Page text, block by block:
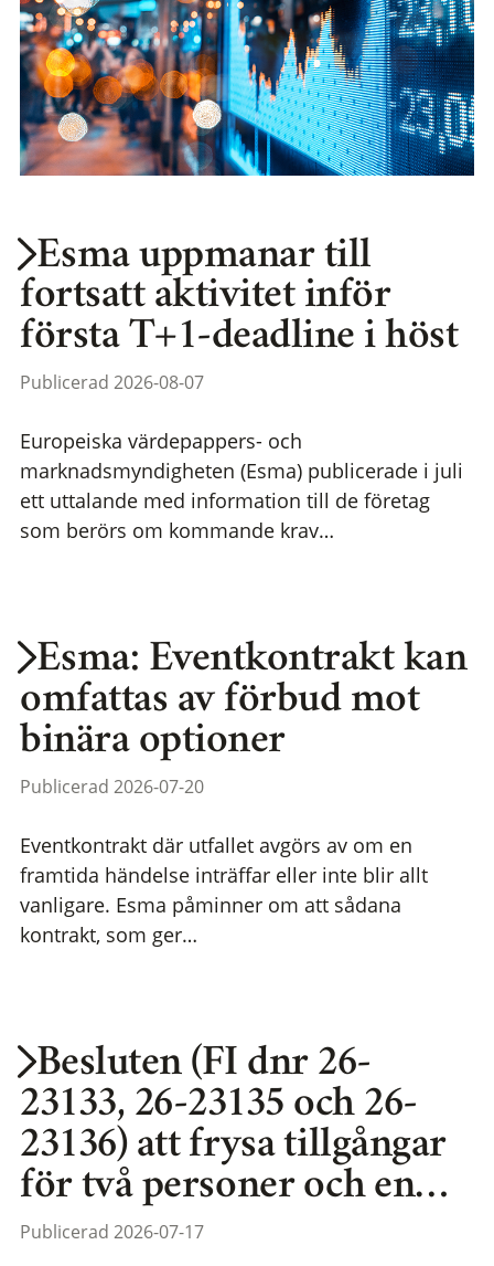
Esma uppmanar till
fortsatt aktivitet inför
första T+1-deadline i höst
Publicerad 2026-08-07
Europeiska värdepappers- och
marknadsmyndigheten (Esma) publicerade i juli
ett uttalande med information till de företag
som berörs om kommande krav…
Esma: Eventkontrakt kan
omfattas av förbud mot
binära optioner
Publicerad 2026-07-20
Eventkontrakt där utfallet avgörs av om en
framtida händelse inträffar eller inte blir allt
vanligare. Esma påminner om att sådana
kontrakt, som ger…
Besluten (FI dnr 26-
23133, 26-23135 och 26-
23136) att frysa tillgångar
för två personer och en…
Publicerad 2026-07-17